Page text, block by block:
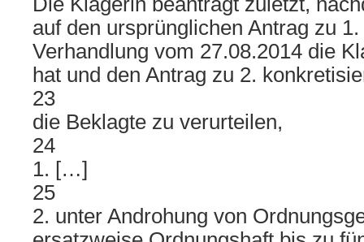
auf den ursprünglichen Antrag zu
Verhandlung vom 27.08.2014 die
hat und den Antrag zu 2.
23
die Beklagte zu verurteilen,
24
1. […]
25
2. unter Androhung von